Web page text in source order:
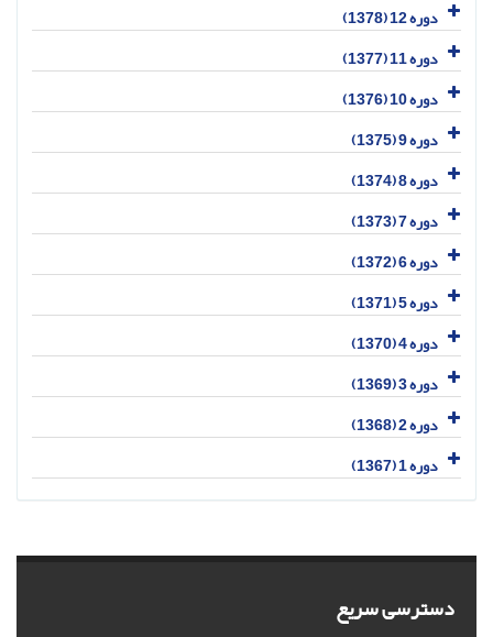
دوره 12 (1378)
دوره 11 (1377)
دوره 10 (1376)
دوره 9 (1375)
دوره 8 (1374)
دوره 7 (1373)
دوره 6 (1372)
دوره 5 (1371)
دوره 4 (1370)
دوره 3 (1369)
دوره 2 (1368)
دوره 1 (1367)
دسترسی سریع